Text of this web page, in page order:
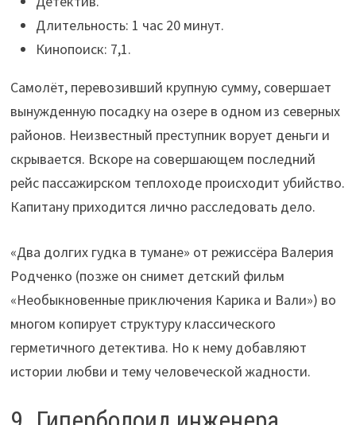
Длительность: 1 час 20 минут.
Кинопоиск: 7,1.
Самолёт, перевозивший крупную сумму, совершает
вынужденную посадку на озере в одном из северных
районов. Неизвестный преступник ворует деньги и
скрывается. Вскоре на совершающем последний
рейс пассажирском теплоходе происходит убийство.
Капитану приходится лично расследовать дело.
«Два долгих гудка в тумане» от режиссёра Валерия
Родченко (позже он снимет детский фильм
«Необыкновенные приключения Карика и Вали») во
многом копирует структуру классического
герметичного детектива. Но к нему добавляют
истории любви и тему человеческой жадности.